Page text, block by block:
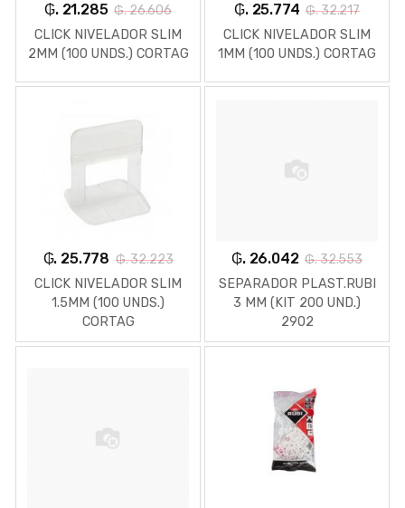
₲. 21.285 ₲. 26.606
CLICK NIVELADOR SLIM
2MM (100 UNDS.) CORTAG
₲. 25.774 ₲. 32.217
CLICK NIVELADOR SLIM
1MM (100 UNDS.) CORTAG
₲. 25.778 ₲. 32.223
CLICK NIVELADOR SLIM
1.5MM (100 UNDS.)
CORTAG
₲. 26.042 ₲. 32.553
SEPARADOR PLAST.RUBI
3 MM (KIT 200 UND.)
2902